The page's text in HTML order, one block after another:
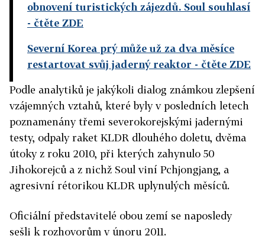
obnovení turistických zájezdů. Soul souhlasí
- čtěte ZDE
Severní Korea prý může už za dva měsíce
restartovat svůj jaderný reaktor - čtěte ZDE
Podle analytiků je jakýkoli dialog známkou zlepšení
vzájemných vztahů, které byly v posledních letech
poznamenány třemi severokorejskými jadernými
testy, odpaly raket KLDR dlouhého doletu, dvěma
útoky z roku 2010, při kterých zahynulo 50
Jihokorejců a z nichž Soul viní Pchjongjang, a
agresivní rétorikou KLDR uplynulých měsíců.
Oficiální představitelé obou zemí se naposledy
sešli k rozhovorům v únoru 2011.